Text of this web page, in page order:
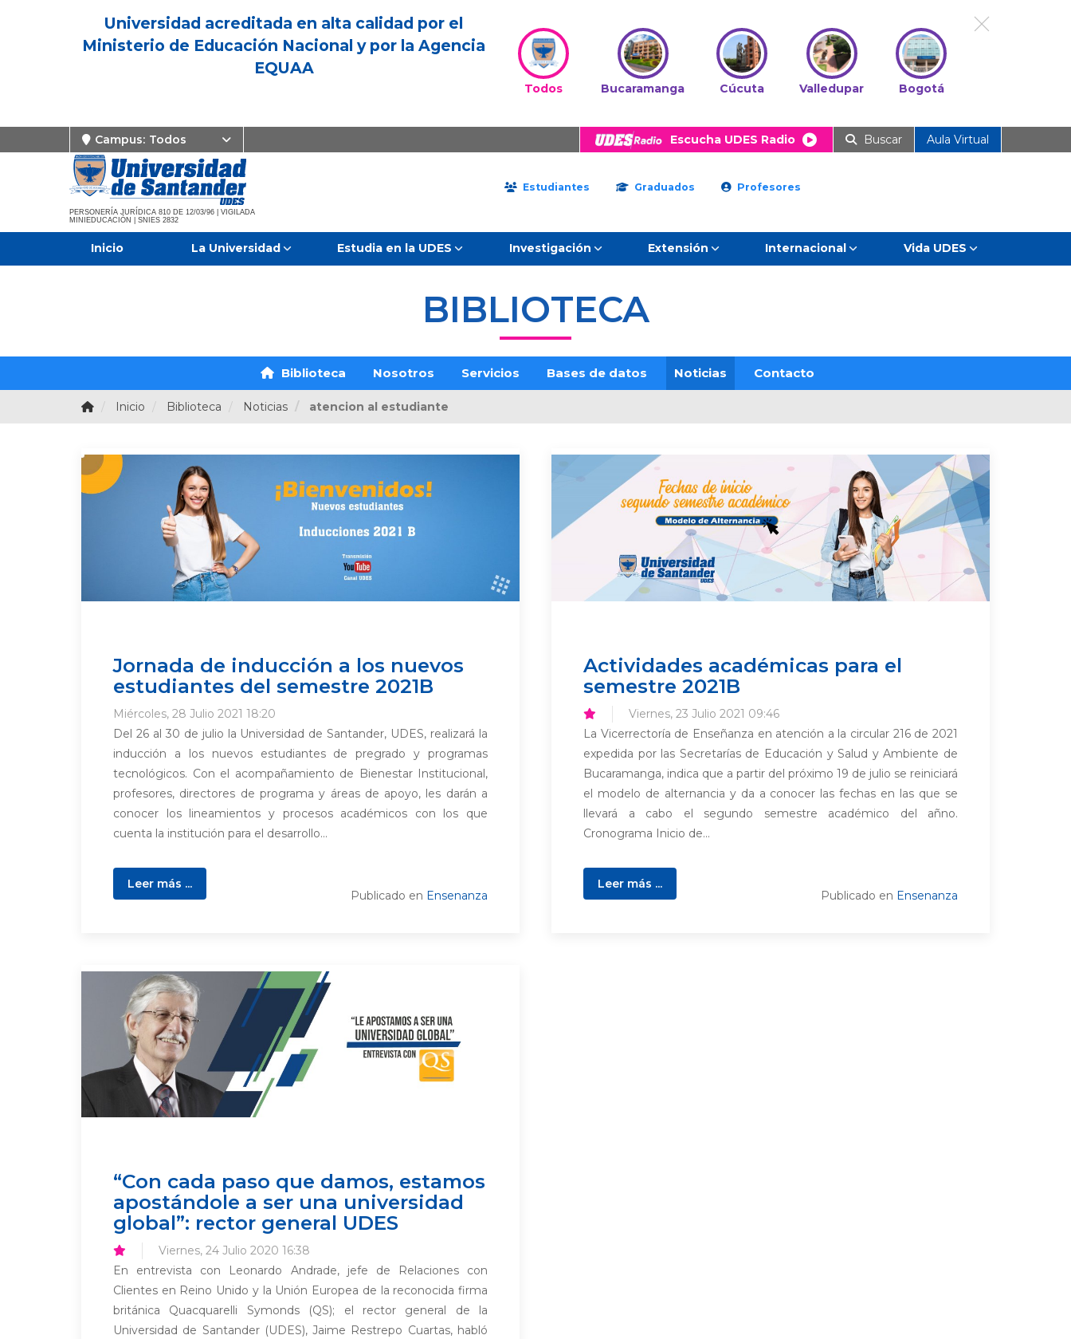
Universidad acreditada en alta calidad por el
Ministerio de Educación Nacional y por la Agencia
EQUAA
Todos Bucaramanga Cúcuta Valledupar Bogotá
Campus: Todos Escucha UDES Radio Buscar Aula Virtual
PERSONERÍA JURÍDICA 810 DE 12/03/96 | VIGILADA
MINIEDUCACIÓN | SNIES 2832
Estudiantes Graduados Profesores
Inicio La Universidad Estudia en la UDES Investigación Extensión Internacional Vida UDES
BIBLIOTECA
Biblioteca Nosotros Servicios Bases de datos Noticias Contacto
Inicio Biblioteca Noticias atencion al estudiante
Jornada de inducción a los nuevos
estudiantes del semestre 2021B
Miércoles, 28 Julio 2021 18:20
Del 26 al 30 de julio la Universidad de Santander, UDES, realizará la
inducción a los nuevos estudiantes de pregrado y programas
tecnológicos. Con el acompañamiento de Bienestar Institucional,
profesores, directores de programa y áreas de apoyo, les darán a
conocer los lineamientos y procesos académicos con los que
cuenta la institución para el desarrollo...
Leer más ...
Publicado en Ensenanza
Actividades académicas para el
semestre 2021B
Viernes, 23 Julio 2021 09:46
La Vicerrectoría de Enseñanza en atención a la circular 216 de 2021
expedida por las Secretarías de Educación y Salud y Ambiente de
Bucaramanga, indica que a partir del próximo 19 de julio se reiniciará
el modelo de alternancia y da a conocer las fechas en las que se
llevará a cabo el segundo semestre académico del añno.
Cronograma Inicio de...
Leer más ...
Publicado en Ensenanza
“Con cada paso que damos, estamos
apostándole a ser una universidad
global”: rector general UDES
Viernes, 24 Julio 2020 16:38
En entrevista con Leonardo Andrade, jefe de Relaciones con
Clientes en Reino Unido y la Unión Europea de la reconocida firma
británica Quacquarelli Symonds (QS); el rector general de la
Universidad de Santander (UDES), Jaime Restrepo Cuartas, habló